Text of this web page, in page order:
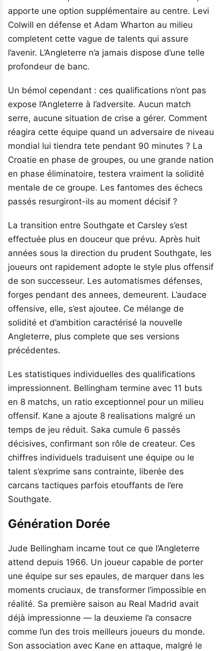
apporte une option supplémentaire au centre. Levi
Colwill en défense et Adam Wharton au milieu
completent cette vague de talents qui assure
l’avenir. L’Angleterre n’a jamais dispose d’une telle
profondeur de banc.
Un bémol cependant : ces qualifications n’ont pas
expose l’Angleterre à l’adversite. Aucun match
serre, aucune situation de crise a gérer. Comment
réagira cette équipe quand un adversaire de niveau
mondial lui tiendra tete pendant 90 minutes ? La
Croatie en phase de groupes, ou une grande nation
en phase éliminatoire, testera vraiment la solidité
mentale de ce groupe. Les fantomes des échecs
passés resurgiront-ils au moment décisif ?
La transition entre Southgate et Carsley s’est
effectuée plus en douceur que prévu. Après huit
années sous la direction du prudent Southgate, les
joueurs ont rapidement adopte le style plus offensif
de son successeur. Les automatismes défenses,
forges pendant des annees, demeurent. L’audace
offensive, elle, s’est ajoutee. Ce mélange de
solidité et d’ambition caractérisé la nouvelle
Angleterre, plus complete que ses versions
précédentes.
Les statistiques individuelles des qualifications
impressionnent. Bellingham termine avec 11 buts
en 8 matchs, un ratio exceptionnel pour un milieu
offensif. Kane a ajoute 8 realisations malgré un
temps de jeu réduit. Saka cumule 6 passés
décisives, confirmant son rôle de createur. Ces
chiffres individuels traduisent une équipe ou le
talent s’exprime sans contrainte, liberée des
carcans tactiques parfois etouffants de l’ere
Southgate.
Génération Dorée
Jude Bellingham incarne tout ce que l’Angleterre
attend depuis 1966. Un joueur capable de porter
une équipe sur ses epaules, de marquer dans les
moments cruciaux, de transformer l’impossible en
réalité. Sa première saison au Real Madrid avait
déjà impressionne — la deuxieme l’a consacre
comme l’un des trois meilleurs joueurs du monde.
Son association avec Kane en attaque, malgré le